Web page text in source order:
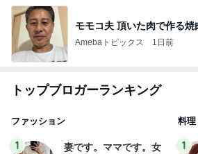
モモコ夫 頂いた肉で作る焼
Amebaトピックス 1日前
トップブロガーランキング
ファッション
1
妻です。ママです。女
料理
1